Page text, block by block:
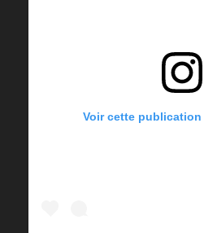
Voir cette